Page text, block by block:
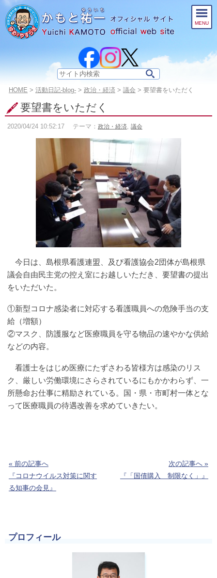
このページの本文へ
サ
ト
内
検
索:
MENU
こ
ペ
ー
ジ
HOME > 活動日記-blog- > 政治・経済 > 議会 > 要望書をいただく
要望書をいただく
2020/04/24 10:52:17 テーマ： 政治・経済 議会
今日は、島根県看護連盟、及び看護協会2団体が島根県
議会自由民主党の控え室にお越しいただき、要望書の提出
をいただいた。
①新型コロナ感染者に対応する看護職員への危険手当の支
給（増額）
②マスク、防護服など医療職員を守る物品の速やかな供給
などの内容。
看護士をはじめ医療にたずさわる皆様方は感染のリス
ク、厳しい労働環境にさらされているにもかかわらず、一
所懸命お仕事に精励されている。国・県・市町村一体とな
って医療職員の待遇改善を求めていきたい。
« 前の記事へ
『コロナウイルス対策に関す
る知事の会見』
次の記事へ »
『「国債購入 制限なく」』
プロフィール